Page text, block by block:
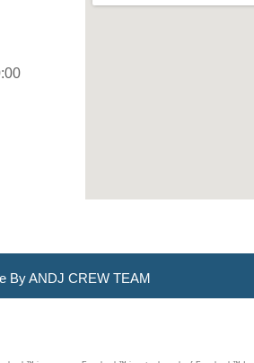
By ANDJ CREW TEAM